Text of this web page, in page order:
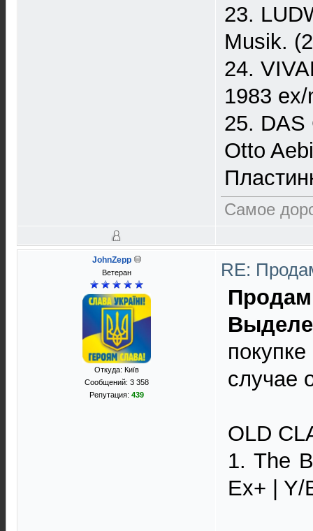
23.
Musik.
24.
1983
25. DAS
Otto
Самое
JohnZepp
Ветеран
Откуда: Київ
Сообщений: 3 358
Репутация: 439
RE:
Продам
случае
OLD
1. The
Ex+ | Y/